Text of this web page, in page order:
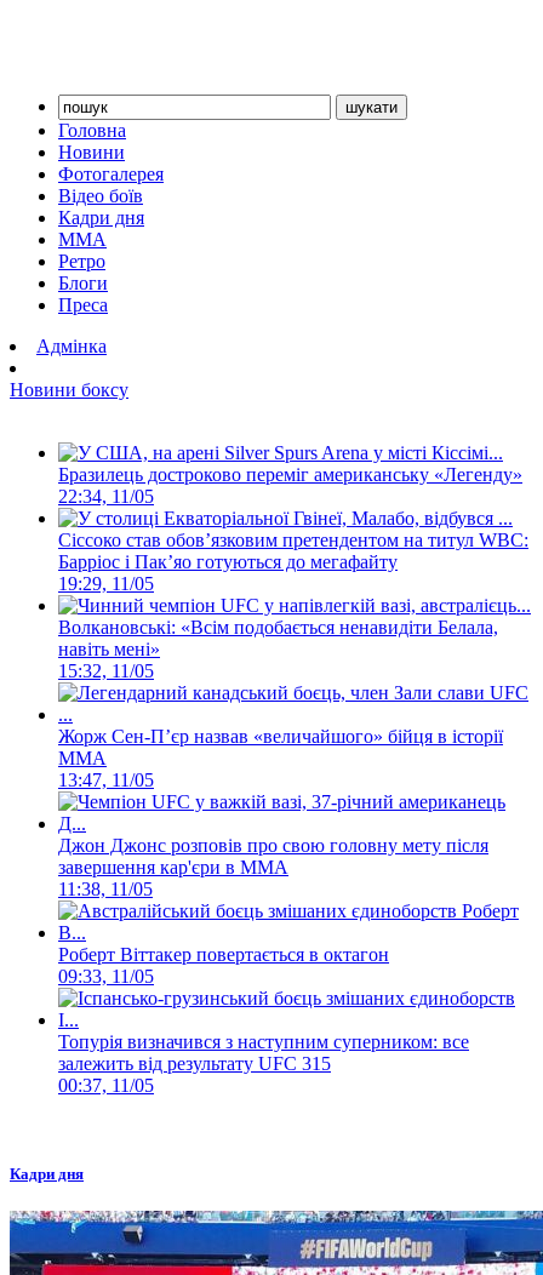
Головна
Новини
Фотогалерея
Відео боїв
Кадри дня
ММА
Ретро
Блоги
Преса
Адмінка
Новини боксу
Бразилець достроково переміг американську «Легенду»
22:34, 11/05
Сіссоко став обов’язковим претендентом на титул WBC:
Барріос і Пак’яо готуються до мегафайту
19:29, 11/05
Волкановські: «Всім подобається ненавидіти Белала,
навіть мені»
15:32, 11/05
Жорж Сен-П’єр назвав «величайшого» бійця в історії
ММА
13:47, 11/05
Джон Джонс розповів про свою головну мету після
завершення кар'єри в ММА
11:38, 11/05
Роберт Віттакер повертається в октагон
09:33, 11/05
Топурія визначився з наступним суперником: все
залежить від результату UFC 315
00:37, 11/05
Кадри дня